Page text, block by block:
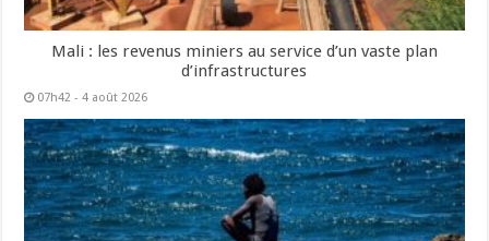
Mali : les revenus miniers au service d’un vaste plan
d’infrastructures
07h42 - 4 août 2026